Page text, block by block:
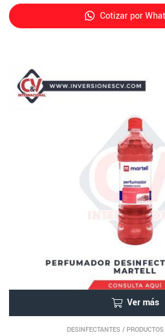
Cotizar por
Ver más
DESINFECTANTES /